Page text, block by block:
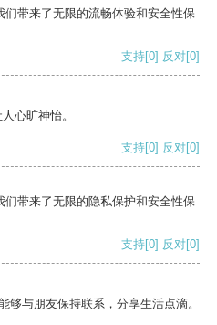
带来了无限的流畅体验和安全性保
支持[0] 反对[0]
心旷神怡。
支持[0] 反对[0]
带来了无限的隐私保护和安全性保
支持[0] 反对[0]
够与朋友保持联系，分享生活点滴。